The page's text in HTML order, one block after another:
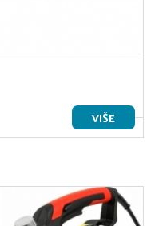
VIŠE